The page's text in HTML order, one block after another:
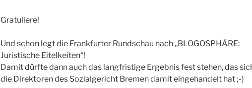
Gratuliere!
Und schon legt die Frankfurter Rundschau nach „BLOGOSPHÄRE:
Juristische Eitelkeiten“!
Damit dürfte dann auch das langfristige Ergebnis fest stehen, das
die Direktoren des Sozialgericht Bremen damit eingehandelt hat ;-)